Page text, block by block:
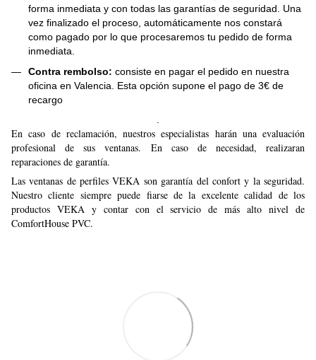
forma inmediata y con todas las garantías de seguridad. Una
vez finalizado el proceso, automáticamente nos constará
como pagado por lo que procesaremos tu pedido de forma
inmediata.
Contra rembolso: consiste en pagar el pedido en nuestra
oficina en Valencia. Esta opción supone el pago de 3€ de
recargo
En caso de reclamación, nuestros especialistas harán una evaluación
profesional de sus ventanas. En caso de necesidad, realizaran
reparaciones de garantía.
Las ventanas de perfiles VEKA son garantía del confort y la seguridad.
Nuestro cliente siempre puede fiarse de la excelente calidad de los
productos VEKA y contar con el servicio de más alto nivel de
ComfortHouse PVC.